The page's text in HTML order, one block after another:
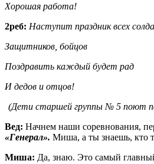
Хорошая работа!
2реб: Наступит праздник всех
Защитников, бойцов
Поздравить каждый будет рад
И дедов и отцов!
(Дети старшей группы № 5 поют
Вед: Начнем наши соревнования,
«Генерал». Миша, а ты знаешь, кто
Миша: Да, знаю. Это самый